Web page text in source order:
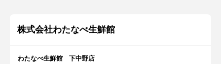
株式会社わたなべ生鮮館
わたなべ生鮮館 下中野店